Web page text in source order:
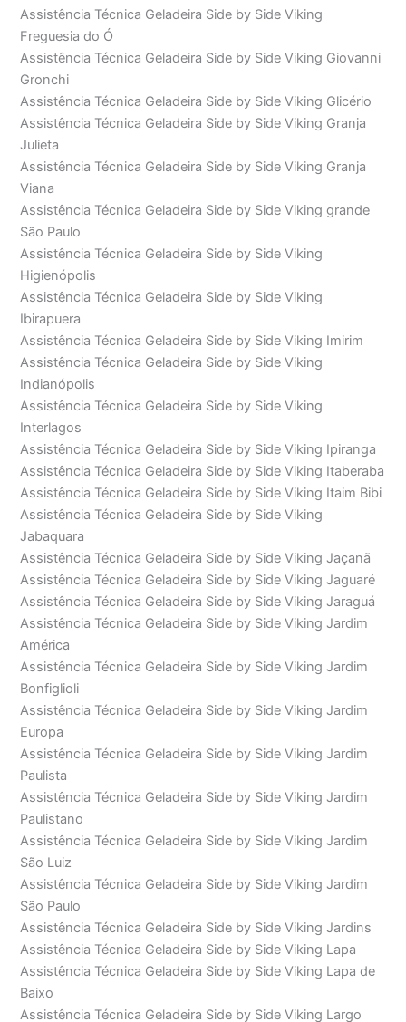
Assistência Técnica Geladeira Side by Side Viking
Freguesia do Ó
Assistência Técnica Geladeira Side by Side Viking Giovanni
Gronchi
Assistência Técnica Geladeira Side by Side Viking Glicério
Assistência Técnica Geladeira Side by Side Viking Granja
Julieta
Assistência Técnica Geladeira Side by Side Viking Granja
Viana
Assistência Técnica Geladeira Side by Side Viking grande
São Paulo
Assistência Técnica Geladeira Side by Side Viking
Higienópolis
Assistência Técnica Geladeira Side by Side Viking
Ibirapuera
Assistência Técnica Geladeira Side by Side Viking Imirim
Assistência Técnica Geladeira Side by Side Viking
Indianópolis
Assistência Técnica Geladeira Side by Side Viking
Interlagos
Assistência Técnica Geladeira Side by Side Viking Ipiranga
Assistência Técnica Geladeira Side by Side Viking Itaberaba
Assistência Técnica Geladeira Side by Side Viking Itaim Bibi
Assistência Técnica Geladeira Side by Side Viking
Jabaquara
Assistência Técnica Geladeira Side by Side Viking Jaçanã
Assistência Técnica Geladeira Side by Side Viking Jaguaré
Assistência Técnica Geladeira Side by Side Viking Jaraguá
Assistência Técnica Geladeira Side by Side Viking Jardim
América
Assistência Técnica Geladeira Side by Side Viking Jardim
Bonfiglioli
Assistência Técnica Geladeira Side by Side Viking Jardim
Europa
Assistência Técnica Geladeira Side by Side Viking Jardim
Paulista
Assistência Técnica Geladeira Side by Side Viking Jardim
Paulistano
Assistência Técnica Geladeira Side by Side Viking Jardim
São Luiz
Assistência Técnica Geladeira Side by Side Viking Jardim
São Paulo
Assistência Técnica Geladeira Side by Side Viking Jardins
Assistência Técnica Geladeira Side by Side Viking Lapa
Assistência Técnica Geladeira Side by Side Viking Lapa de
Baixo
Assistência Técnica Geladeira Side by Side Viking Largo